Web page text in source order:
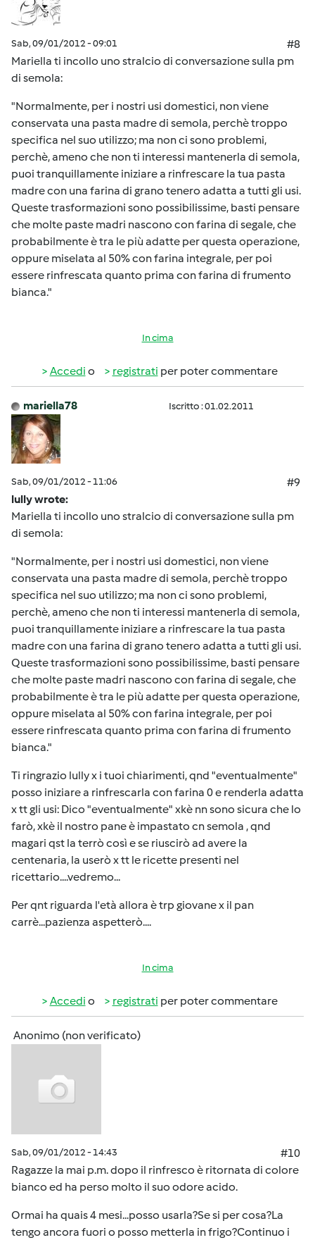
Sab, 09/01/2012 - 09:01
#8
Mariella ti incollo uno stralcio di conversazione sulla pm
di semola:
"Normalmente, per i nostri usi domestici, non viene
conservata una pasta madre di semola, perchè troppo
specifica nel suo utilizzo; ma non ci sono problemi,
perchè, ameno che non ti interessi mantenerla di semola,
puoi tranquillamente iniziare a rinfrescare la tua pasta
madre con una farina di grano tenero adatta a tutti gli usi.
Queste trasformazioni sono possibilissime, basti pensare
che molte paste madri nascono con farina di segale, che
probabilmente è tra le più adatte per questa operazione,
oppure miselata al 50% con farina integrale, per poi
essere rinfrescata quanto prima con farina di frumento
bianca."
In cima
Accedi o registrati per poter commentare
mariella78 Iscritto : 01.02.2011
Sab, 09/01/2012 - 11:06
#9
lully wrote:
Mariella ti incollo uno stralcio di conversazione sulla pm
di semola:
"Normalmente, per i nostri usi domestici, non viene
conservata una pasta madre di semola, perchè troppo
specifica nel suo utilizzo; ma non ci sono problemi,
perchè, ameno che non ti interessi mantenerla di semola,
puoi tranquillamente iniziare a rinfrescare la tua pasta
madre con una farina di grano tenero adatta a tutti gli usi.
Queste trasformazioni sono possibilissime, basti pensare
che molte paste madri nascono con farina di segale, che
probabilmente è tra le più adatte per questa operazione,
oppure miselata al 50% con farina integrale, per poi
essere rinfrescata quanto prima con farina di frumento
bianca."
Ti ringrazio lully x i tuoi chiarimenti, qnd "eventualmente"
posso iniziare a rinfrescarla con farina 0 e renderla adatta
x tt gli usi: Dico "eventualmente" xkè nn sono sicura che lo
farò, xkè il nostro pane è impastato cn semola , qnd
magari qst la terrò così e se riuscirò ad avere la
centenaria, la userò x tt le ricette presenti nel
ricettario....vedremo...
Per qnt riguarda l'età allora è trp giovane x il pan
carrè...pazienza aspetterò....
In cima
Accedi o registrati per poter commentare
Anonimo (non verificato)
Sab, 09/01/2012 - 14:43
#10
Ragazze la mai p.m. dopo il rinfresco è ritornata di colore
bianco ed ha perso molto il suo odore acido.
Ormai ha quais 4 mesi...posso usarla?Se si per cosa?La
tengo ancora fuori o posso metterla in frigo?Continuo i